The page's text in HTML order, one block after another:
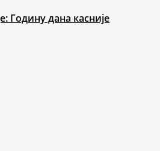
Годину дана касније